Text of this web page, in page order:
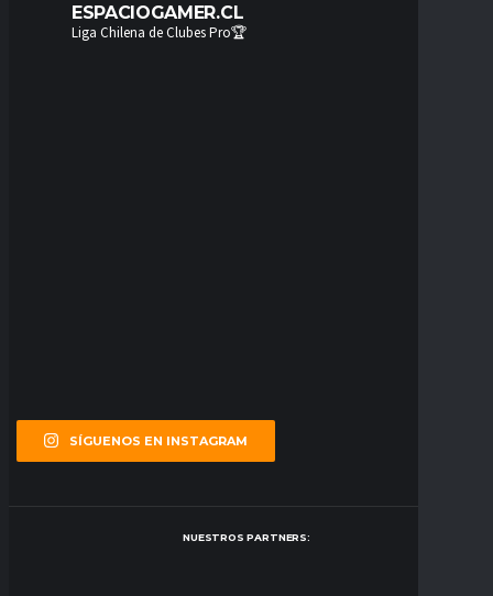
ESPACIOGAMER.CL
Liga Chilena de Clubes Pro🏆
SÍGUENOS EN INSTAGRAM
NUESTROS PARTNERS: